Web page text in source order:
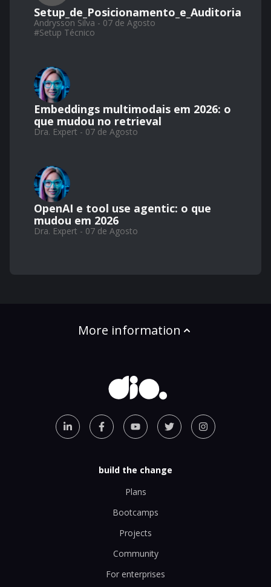
Setup_de_Posicionamento_e_Auditoria
Andrysson Silva - 07 de Agosto
#Setup Técnico
Embeddings multimodais em 2026: o
que mudou no retrieval
Dra. Expert - 07 de Agosto
OpenAI e tool use agentic: o que
mudou em 2026
Dra. Expert - 07 de Agosto
More information
build the change
Plans
Bootcamps
Projects
Community
For enterprises